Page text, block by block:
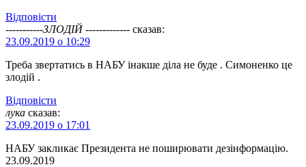
Відповіcти
-----------ЗЛОДІЙ ------------- сказав:
23.09.2019 о 10:29
Треба звертатись в НАБУ інакше діла не буде . Симоненко це
злодій .
Відповіcти
лука сказав:
23.09.2019 о 17:01
НАБУ закликає Президента не поширювати дезінформацію.
23.09.2019